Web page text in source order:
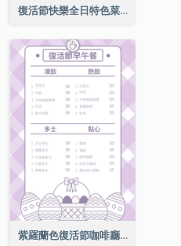
復活節快樂全日特色菜單
紫羅蘭色復活節咖啡廳菜單